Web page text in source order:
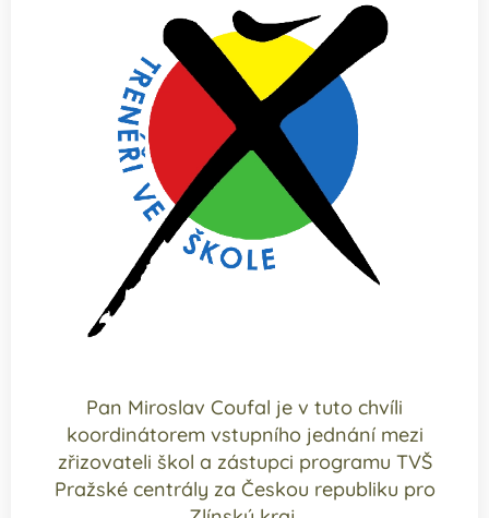
Pan Miroslav Coufal je v tuto chvíli
koordinátorem vstupního jednání mezi
zřizovateli škol a zástupci programu TVŠ
Pražské centrály za Českou republiku pro